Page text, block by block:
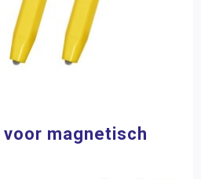
magnetisch